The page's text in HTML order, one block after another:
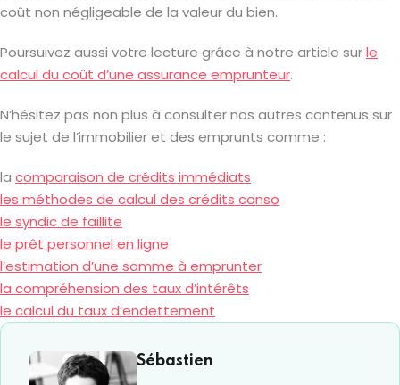
coût non négligeable de la valeur du bien.
Poursuivez aussi votre lecture grâce à notre article surle
calcul du coût d’une assurance emprunteur.
N’hésitez pas non plus à consulter nos autres contenus sur
le sujet de l’immobilier et des emprunts comme :
la comparaison de crédits immédiats
les méthodes de calcul des crédits conso
le syndic de faillite
le prêt personnel en ligne
l’estimation d’une somme à emprunter
la compréhension des taux d’intérêts
le calcul du taux d’endettement
Sébastien